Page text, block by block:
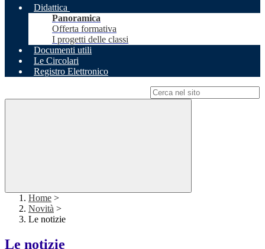
Didattica
Panoramica
Offerta formativa
I progetti delle classi
Documenti utili
Le Circolari
Registro Elettronico
Home >
Novità >
Le notizie
Le notizie